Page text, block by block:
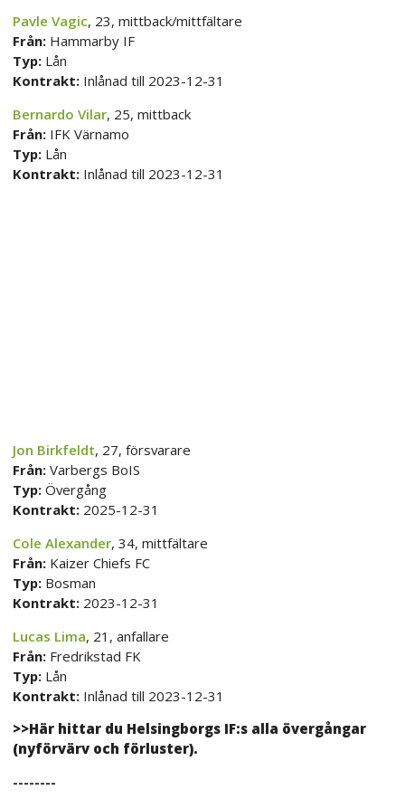
Pavle Vagic, 23, mittback/mittfältare
Från: Hammarby IF
Typ: Lån
Kontrakt: Inlånad till 2023-12-31
Bernardo Vilar, 25, mittback
Från: IFK Värnamo
Typ: Lån
Kontrakt: Inlånad till 2023-12-31
Jon Birkfeldt, 27, försvarare
Från: Varbergs BoIS
Typ: Övergång
Kontrakt: 2025-12-31
Cole Alexander, 34, mittfältare
Från: Kaizer Chiefs FC
Typ: Bosman
Kontrakt: 2023-12-31
Lucas Lima, 21, anfallare
Från: Fredrikstad FK
Typ: Lån
Kontrakt: Inlånad till 2023-12-31
>>Här hittar du Helsingborgs IF:s alla övergångar
(nyförvärv och förluster).
--------